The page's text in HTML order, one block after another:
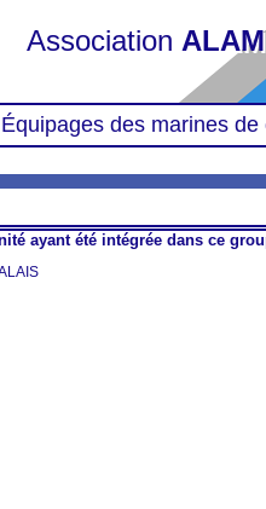
Association
des marines
ayant été intégrée dans ce